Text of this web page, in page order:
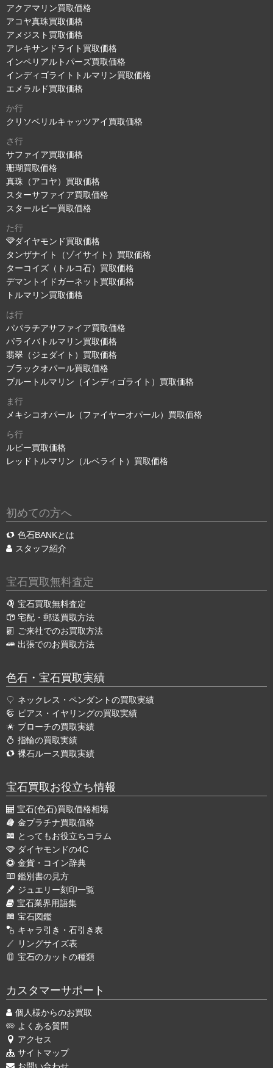
アクアマリン買取価格
アコヤ真珠買取価格
アメジスト買取価格
アレキサンドライト買取価格
インペリアルトパーズ買取価格
インディゴライトトルマリン買取価格
エメラルド買取価格
か行
クリソベリルキャッツアイ買取価格
さ行
サファイア買取価格
珊瑚買取価格
真珠（アコヤ）買取価格
スターサファイア買取価格
スタールビー買取価格
た行
ダイヤモンド買取価格
タンザナイト（ゾイサイト）買取価格
ターコイズ（トルコ石）買取価格
デマントイドガーネット買取価格
トルマリン買取価格
は行
パパラチアサファイア買取価格
パライバトルマリン買取価格
翡翠（ジェダイト）買取価格
ブラックオパール買取価格
ブルートルマリン（インディゴライト）買取価格
ま行
メキシコオパール（ファイヤーオパール）買取価格
ら行
ルビー買取価格
レッドトルマリン（ルベライト）買取価格
初めての方へ
色石BANKとは
スタッフ紹介
宝石買取無料査定
宝石買取無料査定
宅配・郵送買取方法
ご来社でのお買取方法
出張でのお買取方法
色石・宝石買取実績
ネックレス・ペンダントの買取実績
ピアス・イヤリングの買取実績
ブローチの買取実績
指輪の買取実績
裸石ルース買取実績
宝石買取お役立ち情報
宝石(色石)買取価格相場
金プラチナ買取価格
とってもお役立ちコラム
ダイヤモンドの4C
金貨・コイン辞典
鑑別書の見方
ジュエリー刻印一覧
宝石業界用語集
宝石図鑑
キャラ引き・石引き表
リングサイズ表
宝石のカットの種類
カスタマーサポート
個人様からのお買取
よくある質問
アクセス
サイトマップ